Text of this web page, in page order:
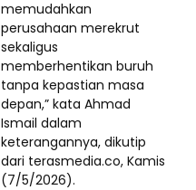
memudahkan
perusahaan merekrut
sekaligus
memberhentikan buruh
tanpa kepastian masa
depan,” kata Ahmad
Ismail dalam
keterangannya, dikutip
dari terasmedia.co, Kamis
(7/5/2026).